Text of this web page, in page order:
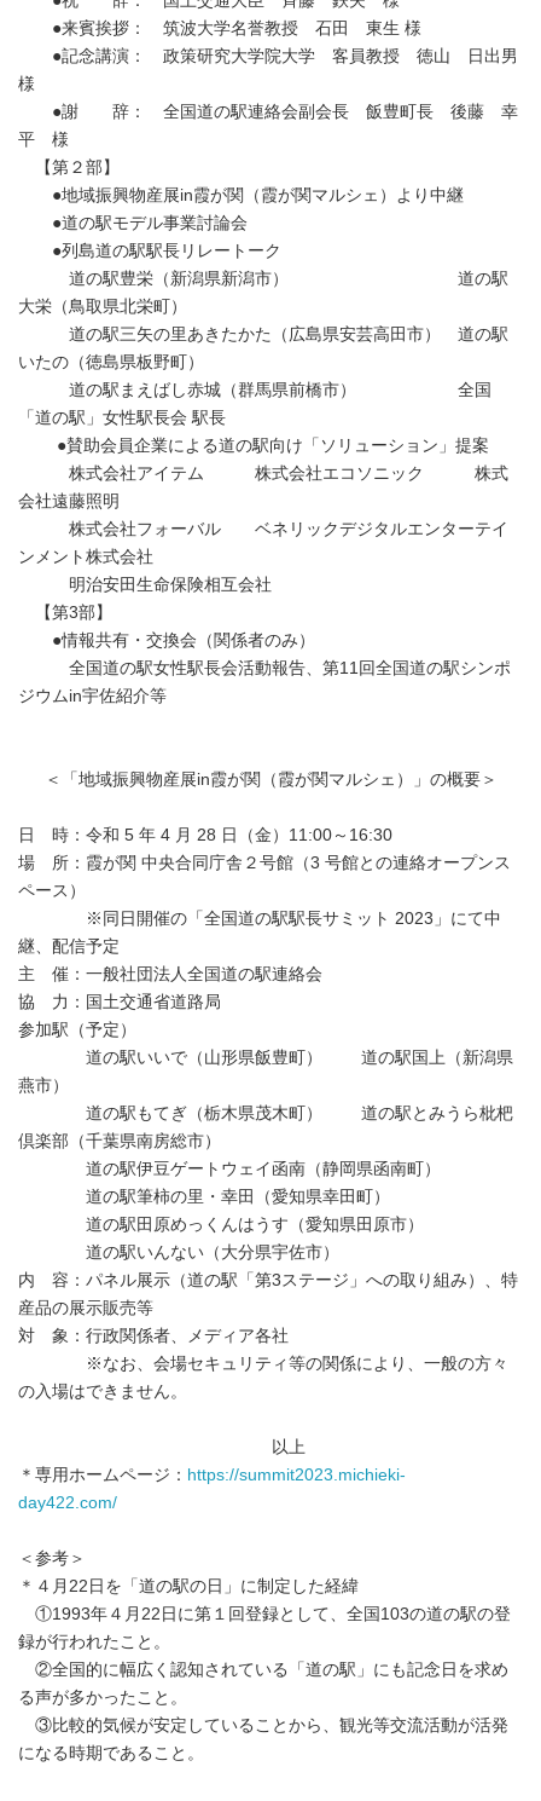
●来賓挨拶： 筑波大学名誉教授 石田 東生 様
●記念講演： 政策研究大学院大学 客員教授 徳山 日出男
様
●謝 辞： 全国道の駅連絡会副会長 飯豊町長 後藤 幸
平 様
【第２部】
●地域振興物産展in霞が関（霞が関マルシェ）より中継
●道の駅モデル事業討論会
●列島道の駅駅長リレートーク
道の駅豊栄（新潟県新潟市） 道の駅
大栄（鳥取県北栄町）
道の駅三矢の里あきたかた（広島県安芸高田市） 道の駅
いたの（徳島県板野町）
道の駅まえばし赤城（群馬県前橋市） 全国
「道の駅」女性駅長会 駅長
●賛助会員企業による道の駅向け「ソリューション」提案
株式会社アイテム 株式会社エコソニック 株式
会社遠藤照明
株式会社フォーバル ベネリックデジタルエンターテイ
ンメント株式会社
明治安田生命保険相互会社
【第3部】
●情報共有・交換会（関係者のみ）
全国道の駅女性駅長会活動報告、第11回全国道の駅シンポ
ジウムin宇佐紹介等
＜「地域振興物産展in霞が関（霞が関マルシェ）」の概要＞
日 時：令和 5 年 4 月 28 日（金）11:00～16:30
場 所：霞が関 中央合同庁舎２号館（3 号館との連絡オープンス
ペース）
※同日開催の「全国道の駅駅長サミット 2023」にて中
継、配信予定
主 催：一般社団法人全国道の駅連絡会
協 力：国土交通省道路局
参加駅（予定）
道の駅いいで（山形県飯豊町） 道の駅国上（新潟県
燕市）
道の駅もてぎ（栃木県茂木町） 道の駅とみうら枇杷
倶楽部（千葉県南房総市）
道の駅伊豆ゲートウェイ函南（静岡県函南町）
道の駅筆柿の里・幸田（愛知県幸田町）
道の駅田原めっくんはうす（愛知県田原市）
道の駅いんない（大分県宇佐市）
内 容：パネル展示（道の駅「第3ステージ」への取り組み）、特
産品の展示販売等
対 象：行政関係者、メディア各社
※なお、会場セキュリティ等の関係により、一般の方々
の入場はできません。
以上
＊専用ホームページ： https://summit2023.michieki-
day422.com/
＜参考＞
＊４月22日を「道の駅の日」に制定した経緯
①1993年４月22日に第１回登録として、全国103の道の駅の登
録が行われたこと。
②全国的に幅広く認知されている「道の駅」にも記念日を求め
る声が多かったこと。
③比較的気候が安定していることから、観光等交流活動が活発
になる時期であること。